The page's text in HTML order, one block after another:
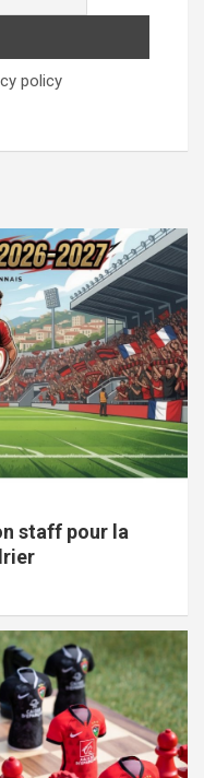
policy
staff pour la